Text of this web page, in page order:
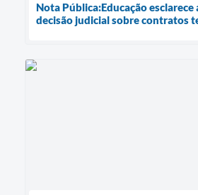
Nota Pública:Educação esclarece
decisão judicial sobre contratos